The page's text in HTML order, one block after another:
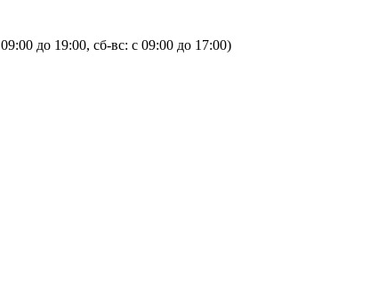
09:00 до 19:00, сб-вс: с 09:00 до 17:00)